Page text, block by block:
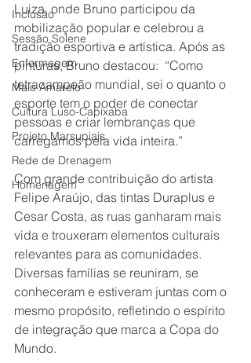
Inclusão
Sessão Solene
Enfermagem
Maio Amarelo
Cultura Luso-Capixaba
Projeto Marsupiais
Rede de Drenagem
Homenagem
Luiza, onde Bruno participou da
mobilização popular e celebrou a
tradição esportiva e artística. Após as
pinturas, Bruno destacou:  “Como
tetracampeão mundial, sei o quanto o
esporte tem o poder de conectar
pessoas e criar lembranças que
carregamos pela vida inteira.”
Com grande contribuição do artista
Felipe Araújo, das tintas Duraplus e
Cesar Costa, as ruas ganharam mais
vida e trouxeram elementos culturais
relevantes para as comunidades.
Diversas famílias se reuniram, se
conheceram e estiveram juntas com o
mesmo propósito, refletindo o espírito
de integração que marca a Copa do
Mundo.